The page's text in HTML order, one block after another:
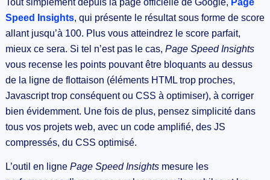
Tout simplement depuis la page officielle de Google, Page
Speed Insights, qui présente le résultat sous forme de score
allant jusqu’à 100. Plus vous atteindrez le score parfait,
mieux ce sera. Si tel n’est pas le cas, Page Speed Insights
vous recense les points pouvant être bloquants au dessus
de la ligne de flottaison (éléments HTML trop proches,
Javascript trop conséquent ou CSS à optimiser), à corriger
bien évidemment. Une fois de plus, pensez simplicité dans
tous vos projets web, avec un code amplifié, des JS
compressés, du CSS optimisé.
L’outil en ligne Page Speed Insightsmesure les